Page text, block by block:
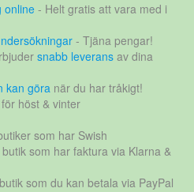
online- Helt gratis att vara med i
- Tjäna pengar!
snabb leverans av dina
kan göra när du har tråkigt!
för höst & vinter
som har Swish
som har faktura via Klarna &
som du kan betala via PayPal